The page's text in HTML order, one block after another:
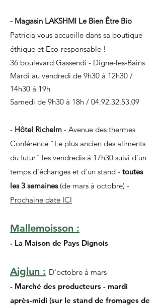
- Magasin LAKSHMI Le Bien Être Bio
Patricia vous accueille dans sa boutique
éthique et Eco-responsable !
36 boulevard Gassendi - Digne-les-Bains
Mardi au vendredi de 9h30 à 12h30 /
14h30 à 19h
Samedi de 9h30 à 18h / 04.92.32.53.09
- Hôtel Richelm - Avenue des thermes
Conférence "Le plus ancien des aliments
du futur" les vendredis à 17h30 suivi d'un
temps d'échanges et d'un stand - toutes
les 3 semaines(de mars à octobre) -
Prochaine date ICI
Mallemoisson :
- La Maison de Pays Dignois
Aiglun : D'octobre à mars
- Marché des producteurs - mardi
après-midi (sur le stand de fromages de